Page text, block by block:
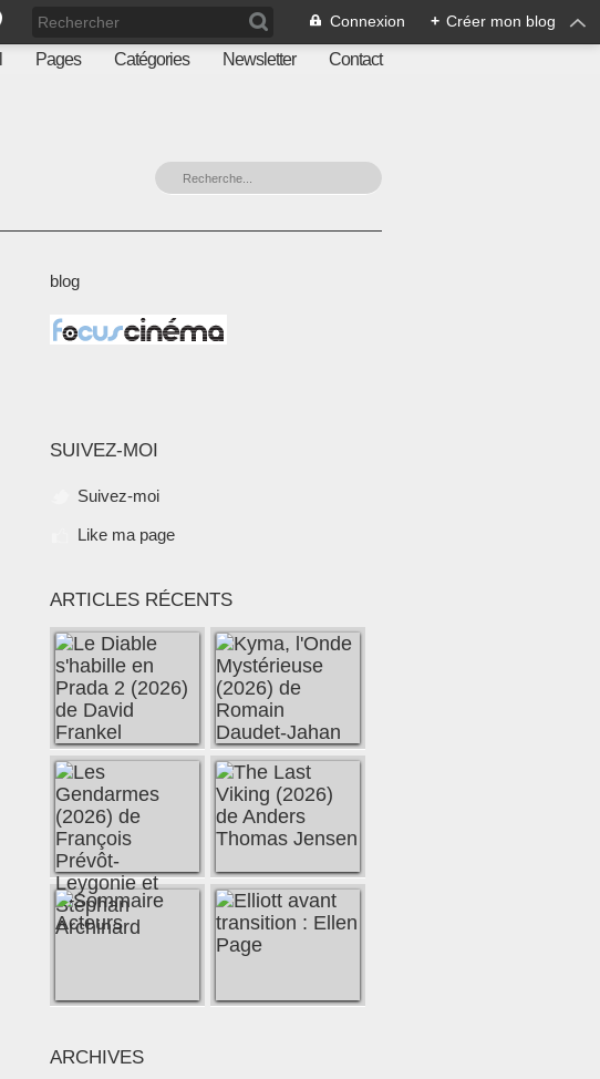
Connexion + Créer mon blog
Pages Catégories Newsletter Contact
blog
SUIVEZ-MOI
Suivez-moi
Like ma page
ARTICLES RÉCENTS
ARCHIVES